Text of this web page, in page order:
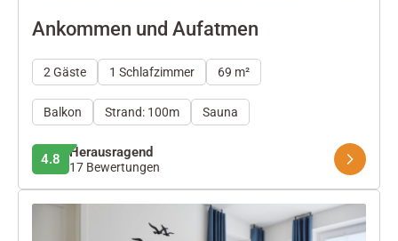
Ankommen und Aufatmen
2 Gäste 1 Schlafzimmer 69 m²
Balkon Strand: 100m Sauna
4.8 Herausragend
17 Bewertungen